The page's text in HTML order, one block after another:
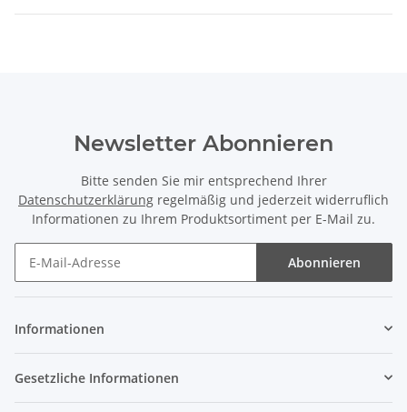
Newsletter Abonnieren
Bitte senden Sie mir entsprechend Ihrer
Datenschutzerklärung regelmäßig und jederzeit widerruflich
Informationen zu Ihrem Produktsortiment per E-Mail zu.
Abonnieren
Informationen
Gesetzliche Informationen